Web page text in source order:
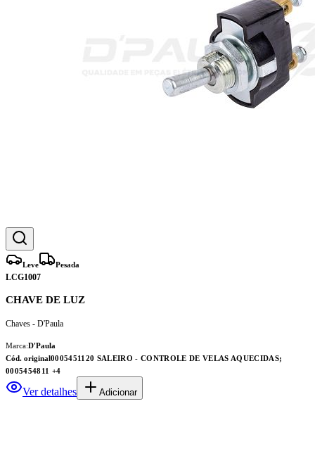
Leve Pesada
LCG1007
CHAVE DE LUZ
Chaves - D'Paula
Marca:D'Paula
Cód. original0005451120 SALEIRO - CONTROLE DE VELAS AQUECIDAS;
0005454811 +4
Ver detalhes Adicionar